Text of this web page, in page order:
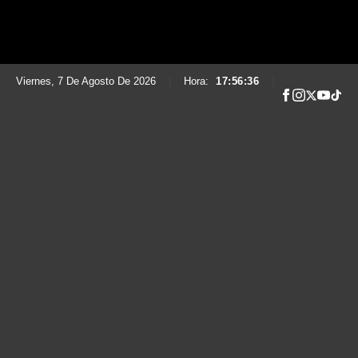
Viernes, 7 De Agosto De 2026 Hora: 17:56:37